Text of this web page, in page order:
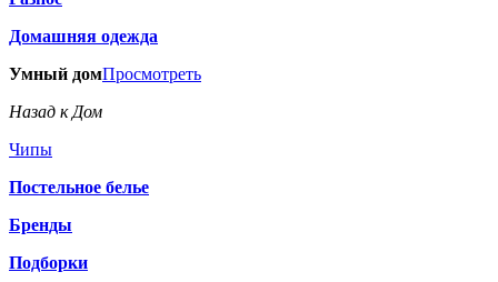
Домашняя одежда
Умный домПросмотреть
Назад к Дом
Чипы
Постельное белье
Бренды
Подборки